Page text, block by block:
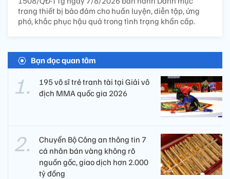
trang thiết bị bảo đảm cho huấn luyện, diễn tập, ứng
phó, khắc phục hậu quả trong tình trạng khẩn cấp.
Bạn đọc quan tâm
195 võ sĩ trẻ tranh tài tại Giải vô
địch MMA quốc gia 2026
Chuyển Bộ Công an thông tin 7
cá nhân bán vàng không rõ
nguồn gốc, giao dịch hơn 2.000
tỷ đồng